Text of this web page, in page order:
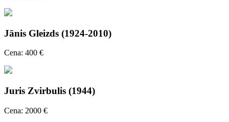
Jānis Gleizds (1924-2010)
Cena: 400 €
Juris Zvirbulis (1944)
Cena: 2000 €